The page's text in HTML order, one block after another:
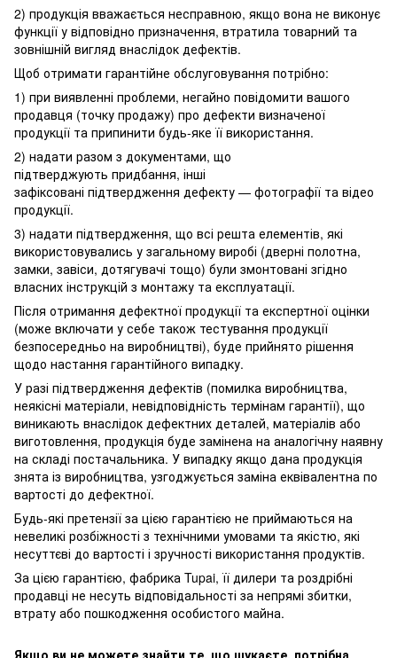
2) продукція вважається несправною, якщо вона не виконує
функції у відповідно призначення, втратила товарний та
зовнішній вигляд внаслідок дефектів.
Щоб отримати гарантійне обслуговування потрібно:
1) при виявленні проблеми, негайно повідомити вашого
продавця (точку продажу) про дефекти визначеної
продукції та припинити будь-яке її використання.
2) надати разом з документами, що
підтверджують придбання, інші
зафіксовані підтвердження дефекту — фотографії та відео
продукції.
3) надати підтвердження, що всі решта елементів, які
використовувались у загальному виробі (дверні полотна,
замки, завіси, дотягувачі тощо) були змонтовані згідно
власних інструкцій з монтажу та експлуатації.
Після отримання дефектної продукції та експертної оцінки
(може включати у себе також тестування продукції
безпосередньо на виробництві), буде прийнято рішення
щодо настання гарантійного випадку.
У разі підтвердження дефектів (помилка виробництва,
неякісні матеріали, невідповідність термінам гарантії), що
виникають внаслідок дефектних деталей, матеріалів або
виготовлення, продукція буде замінена на аналогічну наявну
на складі постачальника. У випадку якщо дана продукція
знята із виробництва, узгоджується заміна еквівалентна по
вартості до дефектної.
Будь-які претензії за цією гарантією не приймаються на
невеликі розбіжності з технічними умовами та якістю, які
несуттєві до вартості і зручності використання продуктів.
За цією гарантією, фабрика Tupai, її дилери та роздрібні
продавці не несуть відповідальності за непрямі збитки,
втрату або пошкодження особистого майна.